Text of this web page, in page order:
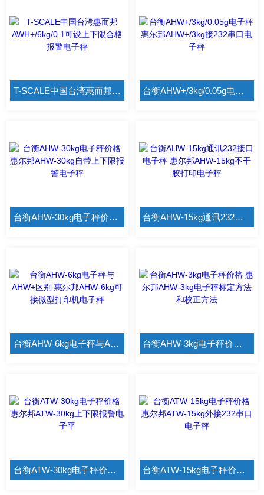
T-SCALE中国台湾惠而邦AWH+/6kg/0.1可设上下限合格报警电子秤 台衡AHW+/3kg/0.05g电子秤 惠尔邦AHW+/3kg接232串口电子秤
台衡AHW-30kg电子秤价格 惠尔邦AHW-30kg自带上下限报警电子秤 台衡AHW-15kg通讯232接口电子秤 惠尔邦AHW-15kg不干胶打印电子秤
台衡AHW-6kg电子秤与AHW+区别 惠尔邦AHW-6kg可接微型打印机电子秤 台衡AHW-3kg电子秤价格 惠尔邦AHW-3kg电子秤标定方法和校正方法
台衡ATW-30kg电子秤价格 惠尔邦ATW-30kg上下限报警电子平 台衡ATW-15kg电子秤价格 惠尔邦ATW-15kg外接232串口电子秤